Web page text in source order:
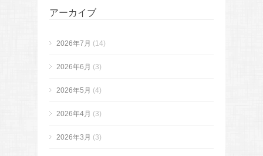
アーカイブ
2026年7月 (14)
2026年6月 (3)
2026年5月 (4)
2026年4月 (3)
2026年3月 (3)